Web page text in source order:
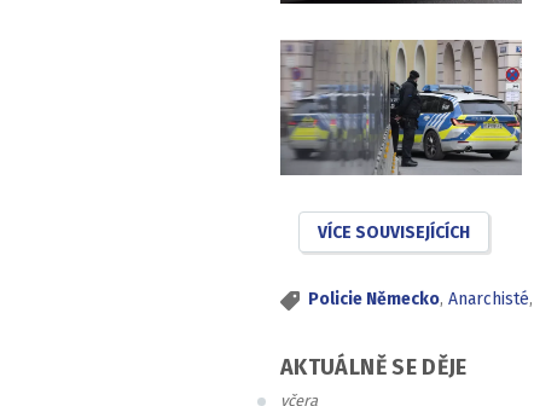
VÍCE SOUVISEJÍCÍCH
Policie Německo, Anarchisté,
AKTUÁLNĚ SE DĚJE
včera